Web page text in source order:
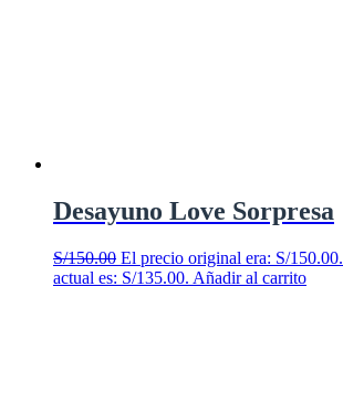
Desayuno Love Sorpresa
S/150.00 El precio original era: S/150.00.
actual es: S/135.00. Añadir al carrito